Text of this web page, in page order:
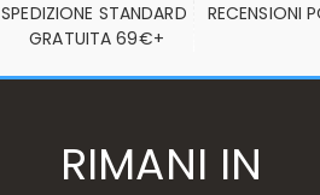
SPEDIZIONE STANDARD
GRATUITA 69€+
RECENSIONI
RIMANI IN